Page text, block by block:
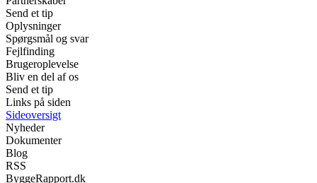
Send et tip
Oplysninger
Spørgsmål og svar
Fejlfinding
Brugeroplevelse
Bliv en del af os
Send et tip
Links på siden
Sideoversigt
Nyheder
Dokumenter
Blog
RSS
ByggeRapport.dk